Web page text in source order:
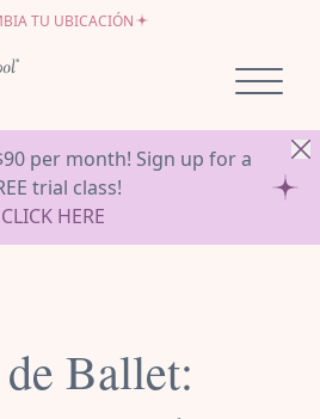
TU UBICACIÓN
DE UNA TUTU SCHOOL
per month! Sign up for a
trial class!
CLICK HERE
Ballet: